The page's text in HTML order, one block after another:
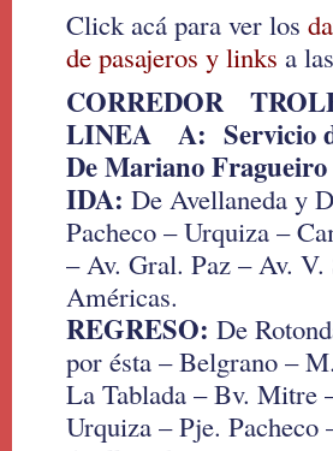
Click acá para ver los
de pasajeros y links a
CORREDOR
LINEA A: Servicio
De Mariano Fragueiro
IDA: De Avellaneda y
Pacheco – Urquiza –
– Av. Gral. Paz – Av.
Américas.
REGRESO: De
por ésta – Belgrano –
La Tablada – Bv. Mitre
Urquiza – Pje. Pacheco